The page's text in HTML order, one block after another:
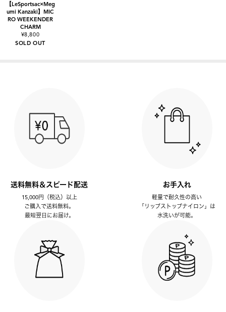
【LeSportsac×Meg
umi Kanzaki】MIC
RO WEEKENDER
CHARM
¥8,800
SOLD OUT
送料無料＆スピード配送
15,000円（税込）以上
ご購入で送料無料。
最短翌日にお届け。
お手入れ
軽量で耐久性の高い
「リップストップナイロン」は
水洗いが可能。